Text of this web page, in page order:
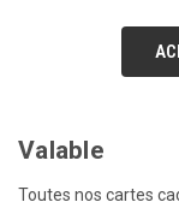
Valable
Toutes nos cartes